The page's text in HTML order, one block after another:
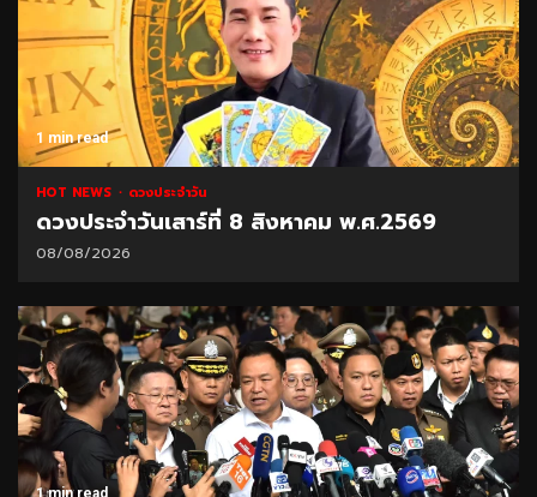
1 min read
HOT NEWS ดวงประจำวัน
ดวงประจำวันเสาร์ที่ 8 สิงหาคม พ.ศ.2569
08/08/2026
1 min read